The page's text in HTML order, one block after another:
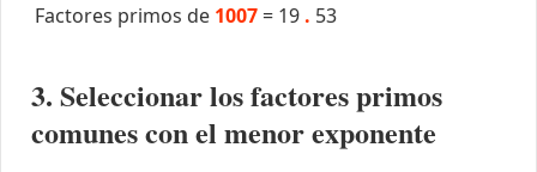
Factores primos de 1007 = 19 . 53
3. Seleccionar los factores primos
comunes con el menor exponente